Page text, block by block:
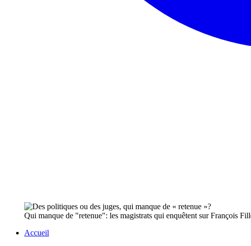
Qui manque de "retenue": les magistrats qui enquêtent sur François
Accueil